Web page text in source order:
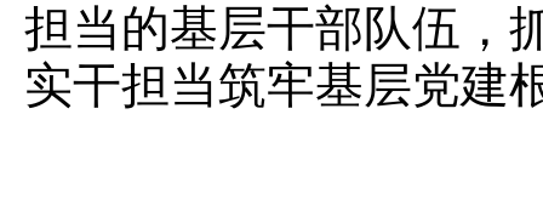
担当的基层干部队伍，
实干担当筑牢基层党建